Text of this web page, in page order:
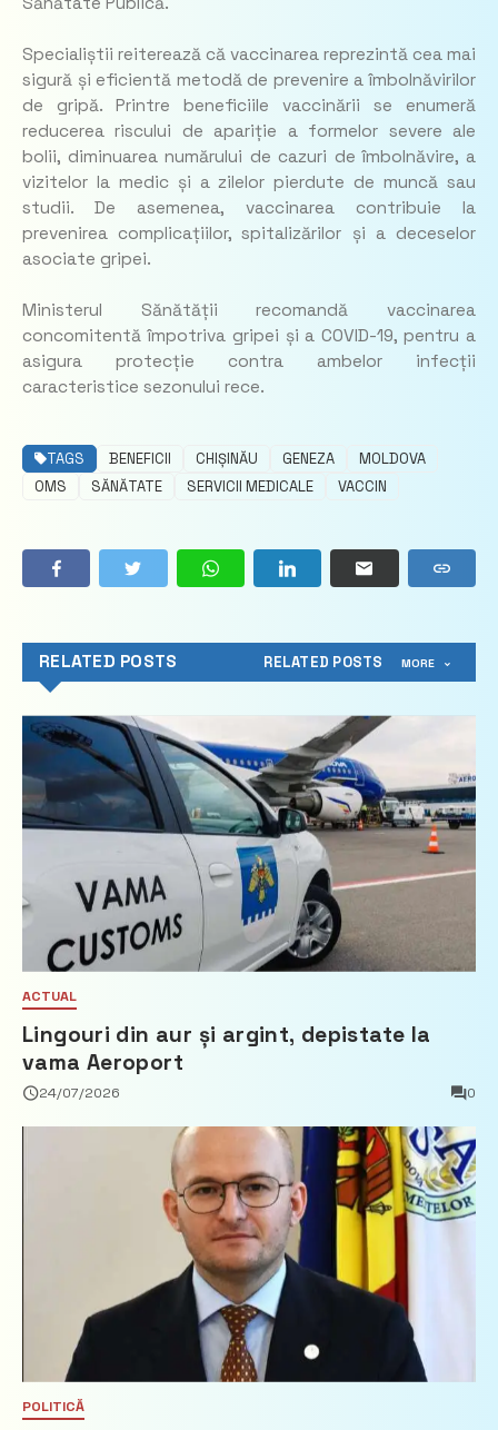
Specialiștii reiterează că vaccinarea reprezintă cea mai
sigură și eficientă metodă de prevenire a îmbolnăvirilor
de gripă. Printre beneficiile vaccinării se enumeră
reducerea riscului de apariție a formelor severe ale
bolii, diminuarea numărului de cazuri de îmbolnăvire, a
vizitelor la medic și a zilelor pierdute de muncă sau
studii. De asemenea, vaccinarea contribuie la
prevenirea complicațiilor, spitalizărilor și a deceselor
asociate gripei.
Ministerul Sănătății recomandă vaccinarea
concomitentă împotriva gripei și a COVID-19, pentru a
asigura protecție contra ambelor infecții
caracteristice sezonului rece.
TAGS BENEFICII CHIȘINĂU GENEZA
MOLDOVA
OMS
SĂNĂTATE SERVICII MEDICALE VACCIN
RELATED POSTS RELATED POSTS MORE
ACTUAL
Lingouri din aur și argint, depistate la
vama Aeroport
24/07/2026 0
POLITICĂ